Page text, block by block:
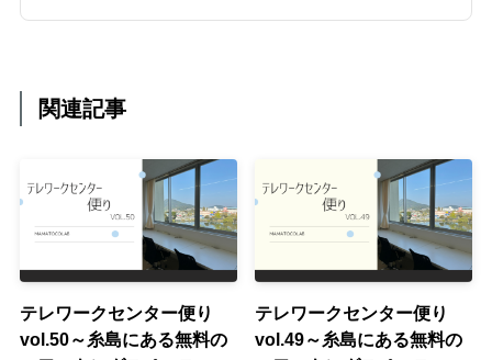
関連記事
テレワークセンター便り
vol.50～糸島にある無料の
テレワークセンター便り
vol.49～糸島にある無料の